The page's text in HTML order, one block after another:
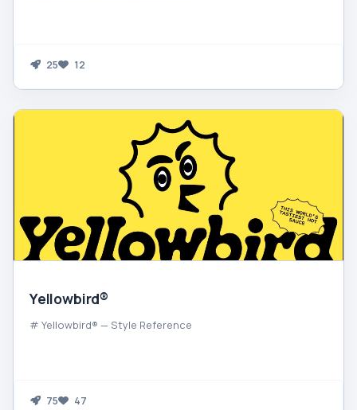
25 12
Yellowbird®
# Yellowbird® — Style Reference
75 47